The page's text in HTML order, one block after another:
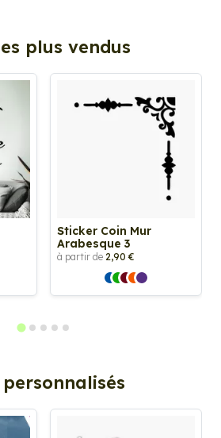
plus vendus
Sticker Coin Mur
Arabesque 3
à partir de 2,90 €